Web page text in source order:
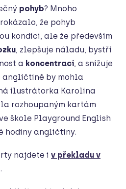
pohyb? Mnoho
že pohyb
kondici, ale že především
, zlepšuje náladu, bystří
a koncentraci, a snižuje
angličtině by mohla
ilustrátorka Karolina
rozhoupaným kartám
škole Playground English
hodiny angličtiny.
najdete i v překladu v
.